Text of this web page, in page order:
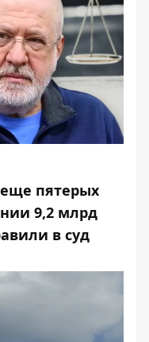
пятерых
9,2 млрд
в суд